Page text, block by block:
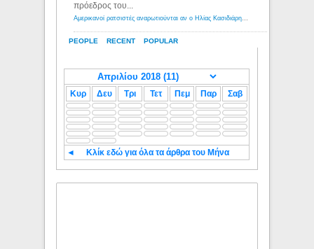
PEOPLE RECENT POPULAR
πρόεδρος του...
Αμερικανοί ρατσιστές αναρωτιούνται αν ο Ηλίας Κασιδιάρης ανήκει στη λευκή φυλή... - Λόγιος Ερμής
Κυρ Δευ Τρι Τετ Πεμ Παρ Σαβ
◄ Κλίκ εδώ για όλα τα άρθρα του Μήνα